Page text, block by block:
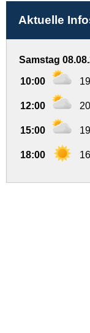
Aktuelle
Samstag
10:00
12:00
15:00
18:00